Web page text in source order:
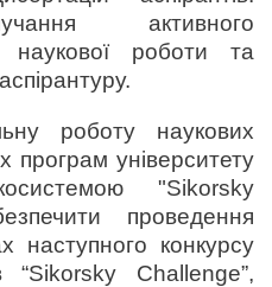
активного
роботи та
роботу наукових
програм університету
"Sikorsky
проведення
наступного конкурсу
“Sikorsky Challenge”,